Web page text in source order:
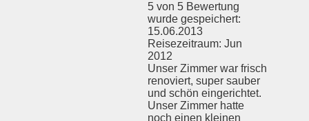
5 von 5 Bewertung
wurde gespeichert:
15.06.2013
Reisezeitraum: Jun
2012
Unser Zimmer war frisch
renoviert, super sauber
und schön eingerichtet.
Unser Zimmer hatte
noch einen kleinen